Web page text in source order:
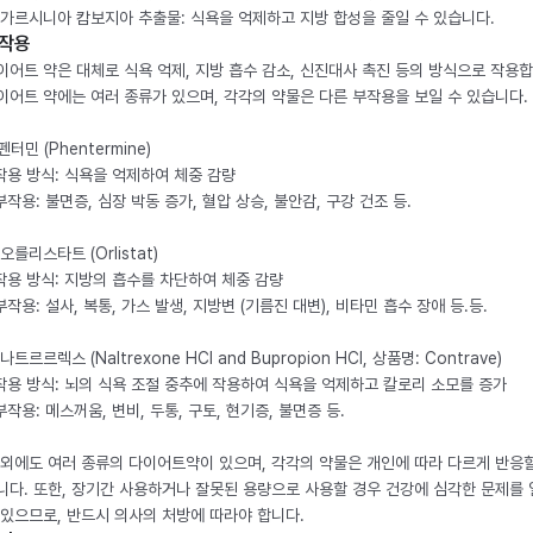
르시니아 캄보지아 추출물: 식욕을 억제하고 지방 합성을 줄일 수 있습니다.
용
어트 약은 대체로 식욕 억제, 지방 흡수 감소, 신진대사 촉진 등의 방식으로 작용
어트 약에는 여러 종류가 있으며, 각각의 약물은 다른 부작용을 보일 수 있습니다.
터민 (Phentermine)
용 방식: 식욕을 억제하여 체중 감량
작용: 불면증, 심장 박동 증가, 혈압 상승, 불안감, 구강 건조 등.
를리스타트 (Orlistat)
용 방식: 지방의 흡수를 차단하여 체중 감량
작용: 설사, 복통, 가스 발생, 지방변 (기름진 대변), 비타민 흡수 장애 등.등.
트르르렉스 (Naltrexone HCl and Bupropion HCl, 상품명: Contrave)
용 방식: 뇌의 식욕 조절 중추에 작용하여 식욕을 억제하고 칼로리 소모를 증가
작용: 메스꺼움, 변비, 두통, 구토, 현기증, 불면증 등.
에도 여러 종류의 다이어트약이 있으며, 각각의 약물은 개인에 따라 다르게 반응
다. 또한, 장기간 사용하거나 잘못된 용량으로 사용할 경우 건강에 심각한 문제를
으므로, 반드시 의사의 처방에 따라야 합니다.